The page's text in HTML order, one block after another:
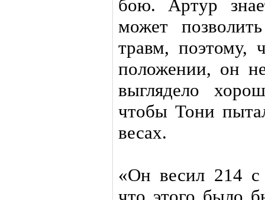
бою. Артур
может
травм, поэтому,
положении, он
выглядело
чтобы Тони
весах.
«Он весил 214